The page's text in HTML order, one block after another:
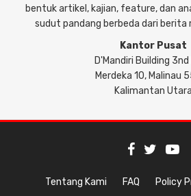
bentuk artikel, kajian, feature, dan
sudut pandang berbeda dari berita
Kantor Pusat
D'Mandiri Building 3nd
Merdeka 10, Malinau
Kalimantan Utara
Tentang Kami FAQ Policy